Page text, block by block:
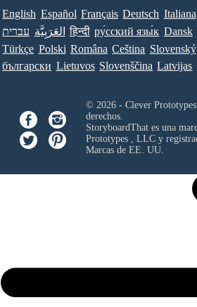
English Español Français Deutsch Italiana
עברית العَرَبِيَّة हिन्दी ру́сский язы́к Dansk
Türkçe Polski Româna Ceština Slovenský
български Lietuvos Slovenščina Latvijas
© 2026 - Clever
derechos.
StoryboardThat es una
Prototypes , LLCy
Marcas de EE. UU.